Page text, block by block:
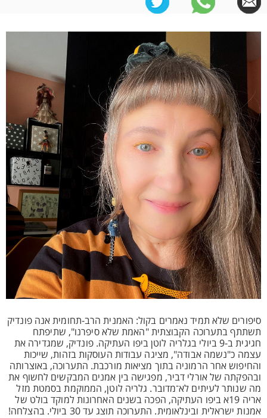
סיפורים שלא תמיד נאמרים בקול: האמנית הרב-תחומית אנה פונדיק
תשתתף בתערוכה הקבוצתית "האמת שלא סיפרנו", שתיפתח
חגיגית ב-9 ביולי בגלריה לוטן ביפו העתיקה. פונדיק, שמגדירה את
עצמה כ"נשמה אבודה", מציגה עבודות העוסקות בזהות, שייכות
והחיפוש אחר הרמוניה בתוך מציאות מורכבת. התערוכה, באוצרותה
ובהפקתה של אורלי דביר, מפגישה בין אמנים המבקשים לחשוף את
מה שנותר לעיתים לא־מדובר. גלריה לוטן, הממוקמת בסמטת מזל
אריה 19א ביפו העתיקה, הפכה בשנים האחרונות למוקד בולט של
אמנות ישראלית ובינלאומית. התערוכה תוצג עד 30 ביולי. בהצלחה!